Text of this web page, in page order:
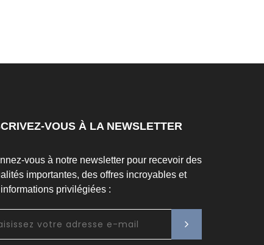
VOUS À LA NEWSLETTER
vous à notre newsletter pour recevoir des
importantes, des offres incroyables et
privilégiées :